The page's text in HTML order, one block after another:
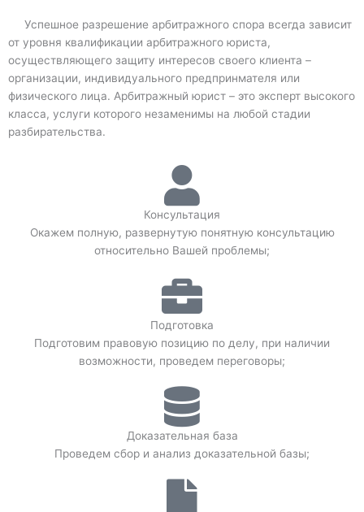
Успешное разрешение арбитражного спора всегда зависит
от уровня квалификации арбитражного юриста,
осуществляющего защиту интересов своего клиента –
организации, индивидуального предпринмателя или
физического лица. Арбитражный юрист – это эксперт высокого
класса, услуги которого незаменимы на любой стадии
разбирательства.
Консультация
Окажем полную, развернутую понятную консультацию
относительно Вашей проблемы;
Подготовка
Подготовим правовую позицию по делу, при наличии
возможности, проведем переговоры;
Доказательная база
Проведем сбор и анализ доказательной базы;